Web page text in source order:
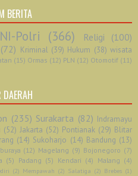
BERITA
Polri (366) Religi
(100)
(72) Kriminal (39) Hukum (38) wisata
(15) Ormas (12) PLN (12) Otomotif (11)
DAERAH
(235) Surakarta (82) Indramayu
(52) Jakarta (52) Pontianak (29) Blitar
(14) Sukoharjo (14) Bandung (13)
(12) Magelang (9) Bojonegoro (7)
(5) Padang (5) Kendari (4) Malang (4)
(2) Mempawah (2) Salatiga (2) Brebes (1)